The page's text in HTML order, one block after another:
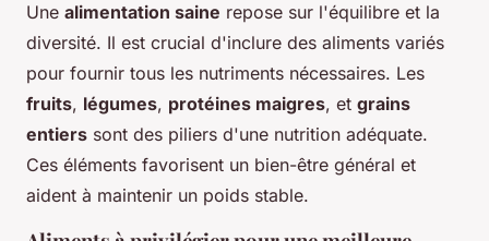
Une alimentation saine repose sur l'équilibre et la
diversité. Il est crucial d'inclure des aliments variés
pour fournir tous les nutriments nécessaires. Les
fruits, légumes, protéines maigres, et grains
entiers sont des piliers d'une nutrition adéquate.
Ces éléments favorisent un bien-être général et
aident à maintenir un poids stable.